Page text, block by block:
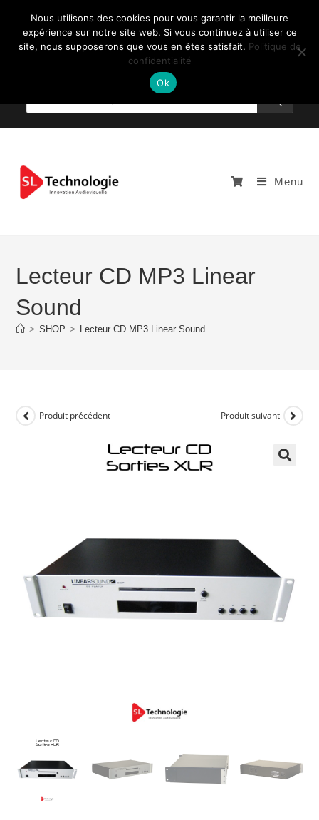
Menu
Lecteur CD MP3 Linear
Sound
> SHOP > Lecteur CD MP3 Linear Sound
Produit précédent Produit suivant
Nous utilisons des cookies pour vous garantir la meilleure
expérience sur notre site web. Si vous continuez à utiliser ce
site, nous supposerons que vous en êtes satisfait. Politique de
confidentialité
Ok